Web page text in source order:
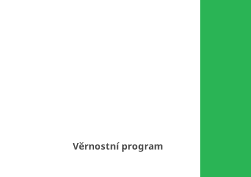
Věrnostní program